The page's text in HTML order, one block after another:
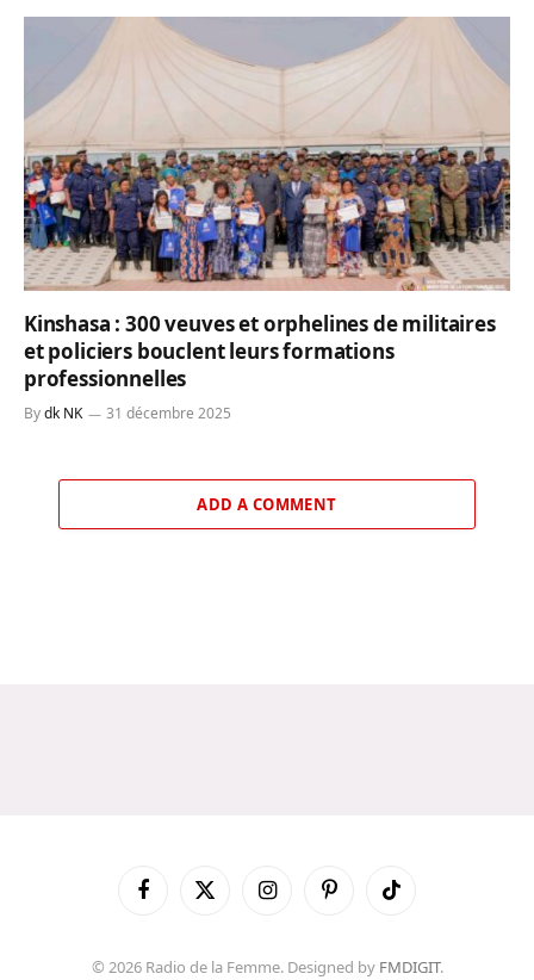
Kinshasa : 300 veuves et orphelines de militaires
et policiers bouclent leurs formations
professionnelles
Bydk NK 31 décembre 2025
ADD A COMMENT
FacebookX
InstagramPinterestTikTok
© 2026 Radio de la Femme. Designed by FMDIGIT.